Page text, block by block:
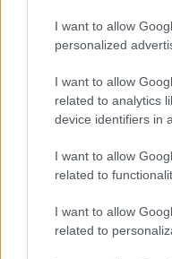
I want to allow
personalized
I want to allow
related to analytics
device identifiers in
I want to allow
related to
I want to allow
related to
Sigue leyendo
CONSEJOS DE COCINA